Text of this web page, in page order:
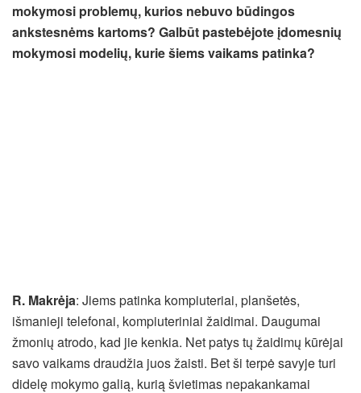
mokymosi problemų, kurios nebuvo būdingos
ankstesnėms kartoms? Galbūt pastebėjote įdomesnių
mokymosi modelių, kurie šiems vaikams patinka?
R. Makrėja: Jiems patinka kompiuteriai, planšetės,
išmanieji telefonai, kompiuteriniai žaidimai. Daugumai
žmonių atrodo, kad jie kenkia. Net patys tų žaidimų kūrėjai
savo vaikams draudžia juos žaisti. Bet ši terpė savyje turi
didelę mokymo galią, kurią švietimas nepakankamai